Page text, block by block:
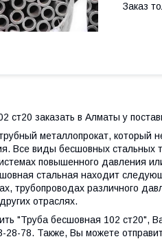
Заказ
ст20 заказать в Алматы у
металлопрокат, который
Все виды бесшовных стальных
повышенного давления
стальная находит
трубопроводах различного
отраслях.
"Труба бесшовная 102 ст20",
28-78. Также, Вы можете